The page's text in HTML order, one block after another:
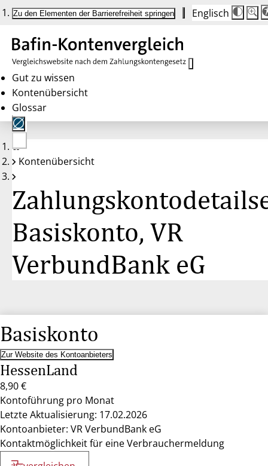
Zu den Elementen der Barrierefreiheit springen Englisch
Die
auf
100
100
Gut zu wissen
Kontenübersicht
Glossar
Keine
Konten
Kontenübersicht
Basiskonto, VR
VerbundBank eG
Basiskonto
Zur Website des Kontoanbieters
HessenLand
8,90 €
Kontoführung pro Monat
Letzte Aktualisierung: 17.02.2026
Kontoanbieter: VR VerbundBank eG
Kontaktmöglichkeit für eine Verbrauchermeldung